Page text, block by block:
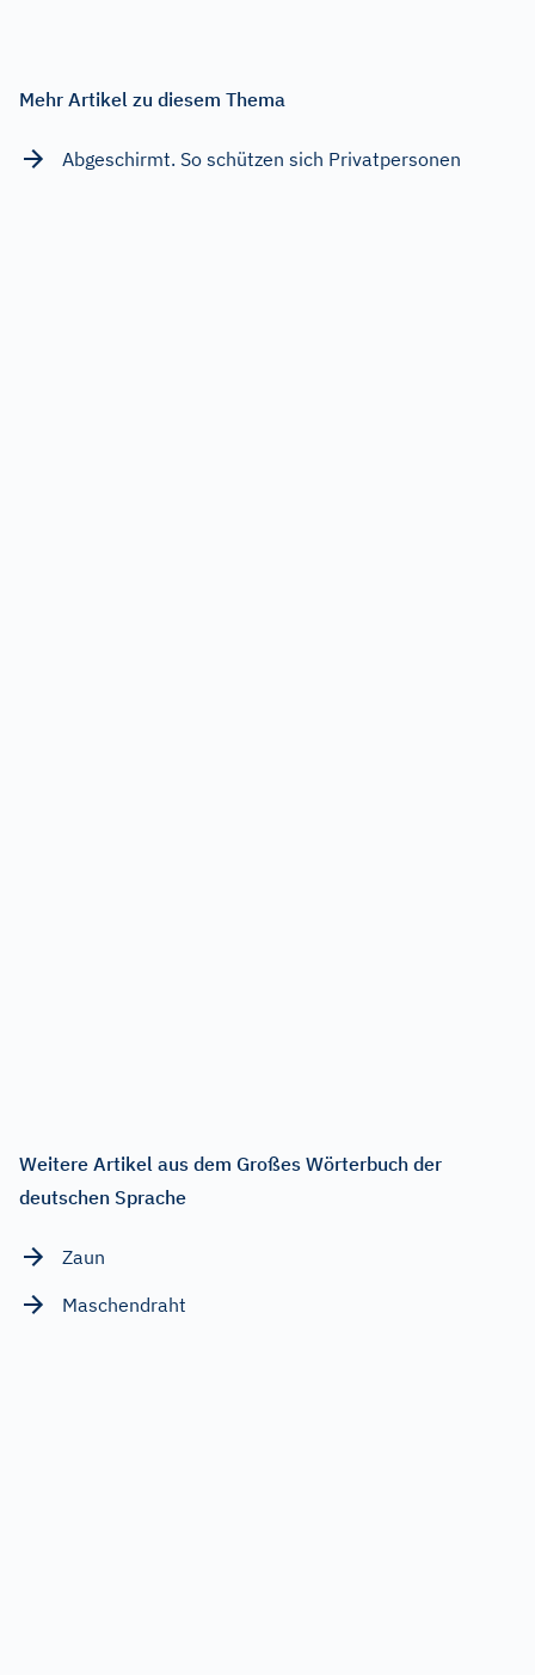
Mehr Artikel zu diesem Thema
Abgeschirmt. So schützen sich Privatpersonen
Weitere Artikel aus dem Großes Wörterbuch der
deutschen Sprache
Zaun
Maschendraht